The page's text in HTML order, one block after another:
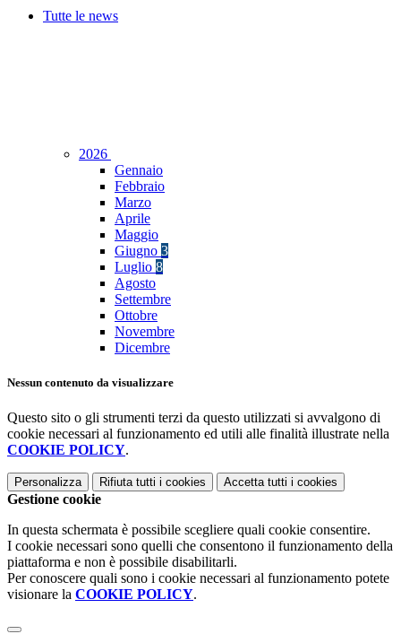
Tutte le news
2026
Gennaio
Febbraio
Marzo
Aprile
Maggio
Giugno 3
Luglio 8
Agosto
Settembre
Ottobre
Novembre
Dicembre
Nessun contenuto da visualizzare
Questo sito o gli strumenti terzi da questo utilizzati si avvalgono di
cookie necessari al funzionamento ed utili alle finalità illustrate nella
COOKIE POLICY.
Personalizza Rifiuta tutti i cookies Accetta tutti i cookies
Gestione cookie
In questa schermata è possibile scegliere quali cookie consentire.
I cookie necessari sono quelli che consentono il funzionamento della
piattaforma e non è possibile disabilitarli.
Per conoscere quali sono i cookie necessari al funzionamento potete
visionare la COOKIE POLICY.